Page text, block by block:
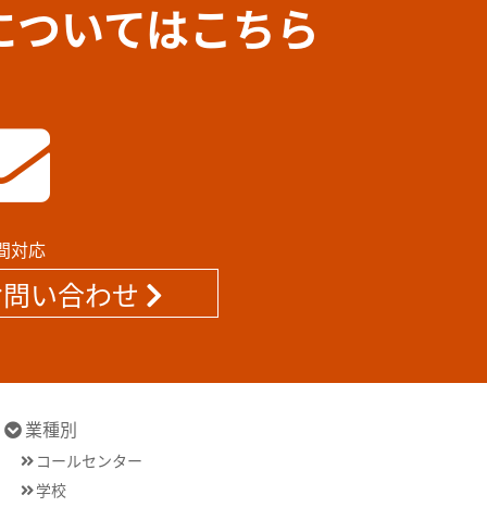
いてはこちら
対応
い合わせ
業種別
コールセンター
学校